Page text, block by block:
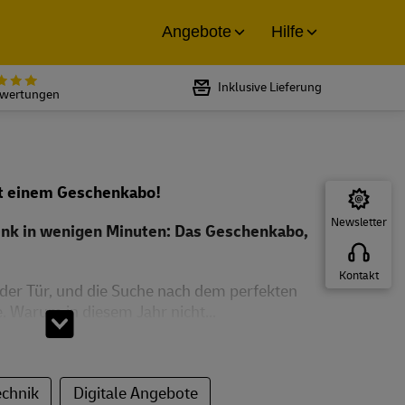
Angebote Hilfe
Bewertet mit 5 von 5 Sternen bei
Inklusive Lieferung
Newsletter
Kontakt
Geschenkabo!
in wenigen Minuten: Das Geschenkabo,
Tür, und die Suche nach dem perfekten
Warum in diesem Jahr nicht...
Digitale Angebote